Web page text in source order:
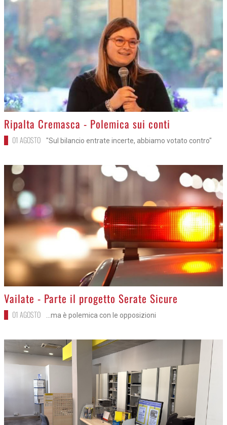
>
Ripalta Cremasca - Polemica sui conti
01 AGOSTO "Sul bilancio entrate incerte, abbiamo votato contro"
>
Vailate - Parte il progetto Serate Sicure
01 AGOSTO ...ma è polemica con le opposizioni